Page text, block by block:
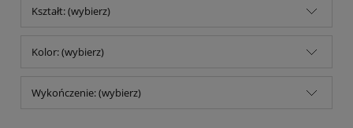
Kształt: (wybierz)
Kolor: (wybierz)
Wykończenie: (wybierz)